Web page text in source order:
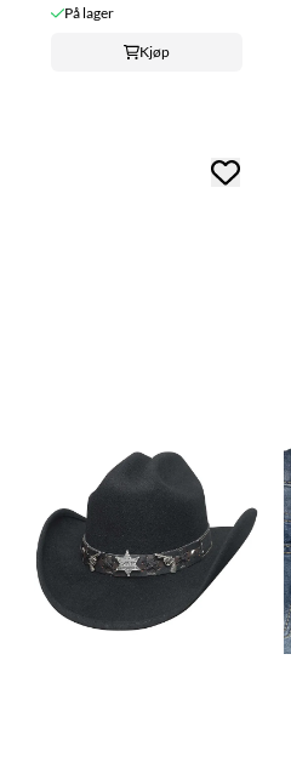
På lager
Kjøp